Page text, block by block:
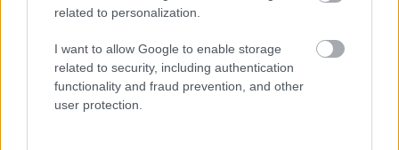
related to personalization.
I want to allow Google to enable storage
related to security, including authentication
functionality and fraud prevention, and other
user protection.
filantropikum